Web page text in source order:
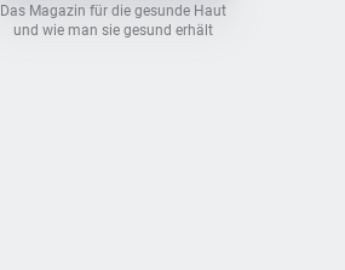
Das Magazin für die gesunde Haut
und wie man sie gesund erhält